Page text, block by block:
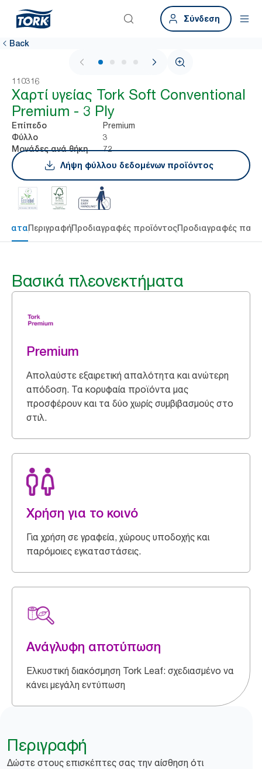
Σύνδεση
Back
1 / 4
110316
Χαρτί υγείας Tork Soft Conventional
Premium - 3 Ply
Επίπεδο Premium
Φύλλο 3
Μονάδες ανά θήκη
72
Λήψη φύλλου δεδομένων προϊόντος
ΠεριγραφήΠροδιαγραφές προϊόντοςΠροδιαγραφές
Βασικά πλεονεκτήματα
Premium
Απολαύστε εξαιρετική απαλότητα και ανώτερη
απόδοση. Τα κορυφαία προϊόντα μας
προσφέρουν και τα δύο χωρίς συμβιβασμούς στο
στιλ.
Χρήση για το κοινό
Για χρήση σε γραφεία, χώρους υποδοχής και
παρόμοιες εγκαταστάσεις.
Ανάγλυφη αποτύπωση
Ελκυστική διακόσμηση Tork Leaf: σχεδιασμένο να
κάνει μεγάλη εντύπωση
Περιγραφή
Δώστε στους επισκέπτες σας την αίσθηση ότι